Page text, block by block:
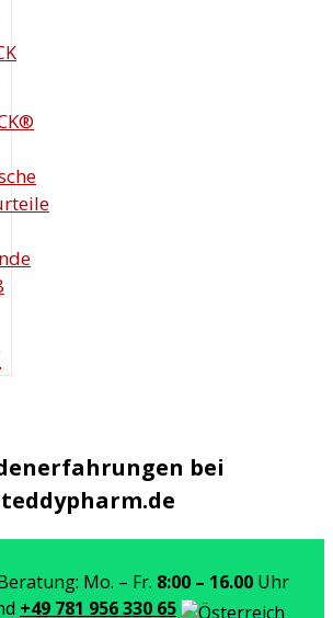
bei
teddypharm.de
Mo. – Fr. 8:00 – 16.00Uhr
+49 781 956 330 65